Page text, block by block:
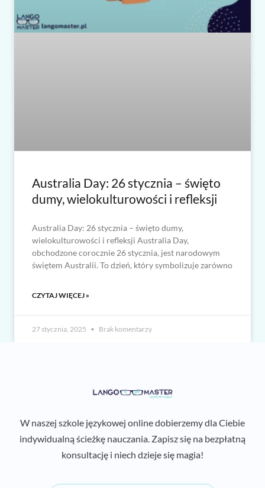
Australia Day: 26 stycznia – święto
dumy, wielokulturowości i refleksji
Australia Day: 26 stycznia – święto dumy,
wielokulturowości i refleksji Australia Day,
obchodzone corocznie 26 stycznia, jest narodowym
świętem Australii. To dzień, który symbolizuje zarówno
CZYTAJ WIĘCEJ »
27 stycznia, 2025 Brak komentarzy
W naszej szkole językowej online dobierzemy dla Ciebie
indywidualną ścieżkę nauczania. Zapisz się na bezpłatną
konsultację i niech dzieje się magia!